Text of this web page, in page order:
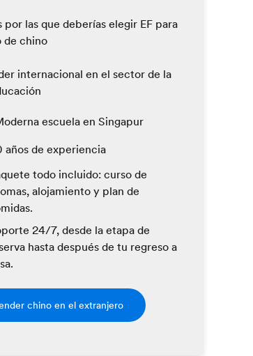
por las que deberías elegir EF para
de chino
internacional en el sector de la
escuela en Singapur
años de experiencia
todo incluido: curso de
alojamiento y plan de
24/7, desde la etapa de
hasta después de tu regreso a
chino en el extranjero